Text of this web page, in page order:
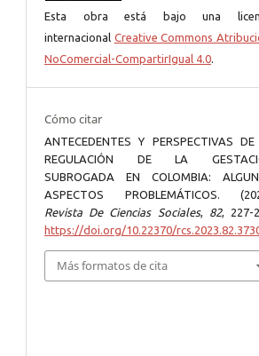
Esta obra está bajo una
internacional Creative Commons
NoComercial-CompartirIgual 4.0.
Cómo citar
ANTECEDENTES Y PERSPECTIVAS
REGULACIÓN DE LA
SUBROGADA EN COLOMBIA:
ASPECTOS PROBLEMÁTICOS.
Revista De Ciencias Sociales, 82, 227-
https://doi.org/10.22370/
Más formatos de cita